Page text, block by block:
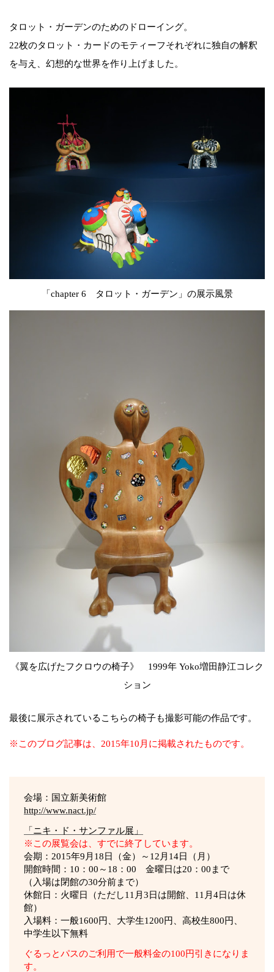
タロット・ガーデンのためのドローイング。
22枚のタロット・カードのモティーフそれぞれに独自の解釈
を与え、幻想的な世界を作り上げました。
「chapter 6 タロット・ガーデン」の展示風景
《翼を広げたフクロウの椅子》 1999年 Yoko増田静江コレク
ション
最後に展示されているこちらの椅子も撮影可能の作品です。
※このブログ記事は、2015年10月に掲載されたものです。
会場：国立新美術館
http://www.nact.jp/
「ニキ・ド・サンファル展」
※この展覧会は、すでに終了しています。
会期：2015年9月18日（金）～12月14日（月）
開館時間：10：00～18：00 金曜日は20：00まで
（入場は閉館の30分前まで）
休館日：火曜日（ただし11月3日は開館、11月4日は休
館）
入場料：一般1600円、大学生1200円、高校生800円、
中学生以下無料
ぐるっとパスのご利用で一般料金の100円引きになりま
す。